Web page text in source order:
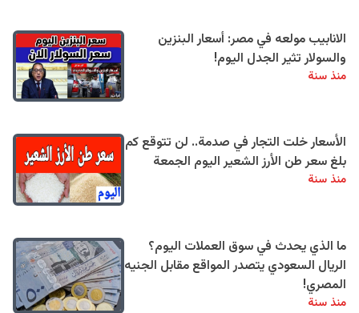
الانابيب مولعه في مصر: أسعار البنزين
والسولار تثير الجدل اليوم!
منذ سنة
الأسعار خلت التجار في صدمة.. لن تتوقع كم
بلغ سعر طن الأرز الشعير اليوم الجمعة
منذ سنة
ما الذي يحدث في سوق العملات اليوم؟
الريال السعودي يتصدر المواقع مقابل الجنيه
المصري!
منذ سنة